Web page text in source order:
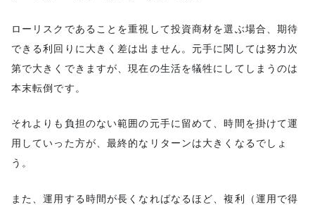
ローリスクであることを重視して投資商材を選ぶ場合、期待
できる利回りに大きく差は出ません。元手に関しては努力次
第で大きくできますが、現在の生活を犠牲にしてしまうのは
本末転倒です。
それよりも負担のない範囲の元手に留めて、時間を掛けて運
用していった方が、最終的なリターンは大きくなるでしょ
う。
また、運用する時間が長くなればなるほど、複利（運用で得